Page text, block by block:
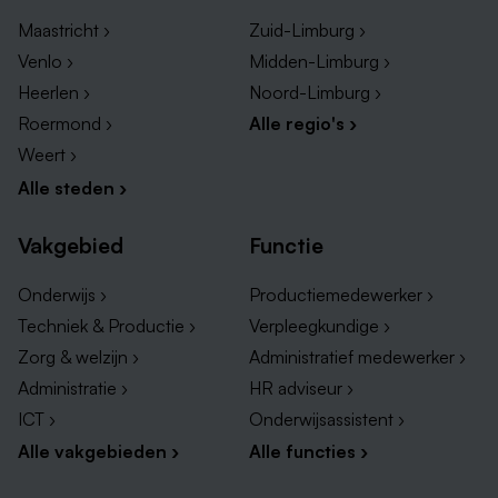
Grootste werkgevers met vacatures in Thorn
Als je nieuwsgierig bent naar de grootste werkgevers
en vacatures in Thorn, raden we je aan om de
onderstaande lijst te bekijken. Deze lijst heeft een
uitstekend overzicht van de belangrijkste en
invloedrijke bedrijven en vacatures in Thorn die
Maastricht ›
Venlo ›
Heerlen ›
Roermond ›
Weert ›
Alle steden ›
Zuid-Limburg ›
Midden-Limburg ›
Noord-Limburg ›
Alle regio's ›
Vakgebied
Onderwijs ›
Techniek & Productie ›
Zorg & welzijn ›
Administratie ›
ICT ›
Alle vakgebieden ›
Functie
Productiemedewerker ›
Verpleegkundige ›
Administratief medewerker ›
HR adviseur ›
Onderwijsassistent ›
Alle functies ›